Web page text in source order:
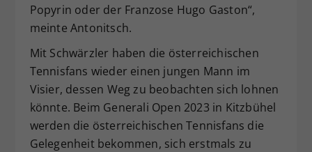
Popyrin oder der Franzose Hugo Gaston“,
meinte Antonitsch.
Mit Schwärzler haben die österreichischen
Tennisfans wieder einen jungen Mann im
Visier, dessen Weg zu beobachten sich lohnen
könnte. Beim Generali Open 2023 in Kitzbühel
werden die österreichischen Tennisfans die
Gelegenheit bekommen, sich erstmals zu